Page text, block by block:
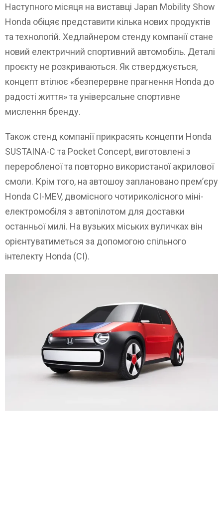
Наступного місяця на виставці Japan Mobility Show
Honda обіцяє представити кілька нових продуктів
та технологій. Хедлайнером стенду компанії стане
новий електричний спортивний автомобіль. Деталі
проєкту не розкриваються. Як стверджується,
концепт втілює «безперервне прагнення Honda до
радості життя» та універсальне спортивне
мислення бренду.
Також стенд компанії прикрасять концепти Honda
SUSTAINA-C та Pocket Concept, виготовлені з
переробленої та повторно використаної акрилової
смоли. Крім того, на автошоу заплановано прем’єру
Honda CI-MEV, двомісного чотириколісного міні-
електромобіля з автопілотом для доставки
останньої милі. На вузьких міських вуличках він
орієнтуватиметься за допомогою спільного
інтелекту Honda (CI).